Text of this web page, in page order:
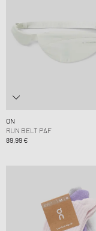
ON
RUN BELT PAF
89,99 €